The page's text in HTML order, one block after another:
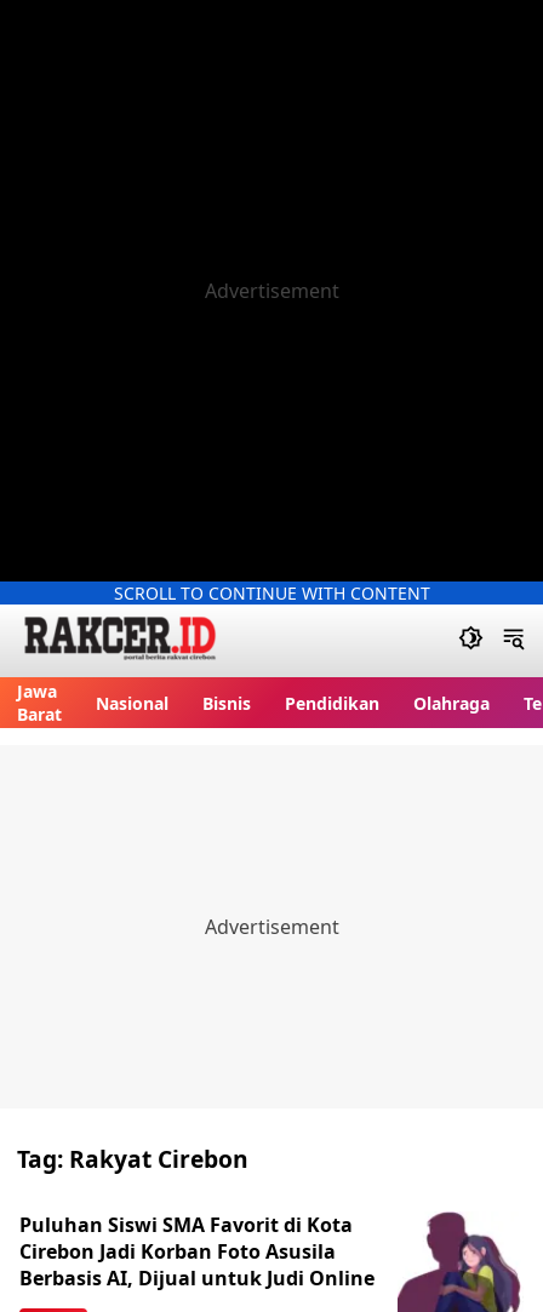
SCROLL TO CONTINUE WITH CONTENT
Jawa
Barat
Nasional Bisnis Pendidikan Olahraga
Tag: Rakyat Cirebon
Puluhan Siswi SMA Favorit di Kota
Cirebon Jadi Korban Foto Asusila
Berbasis AI, Dijual untuk Judi Online